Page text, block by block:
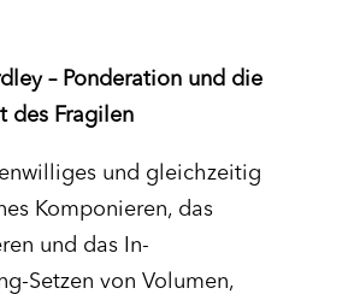
– Ponderation und die
des Fragilen
und gleichzeitig
Komponieren, das
und das In-
Setzen von Volumen,